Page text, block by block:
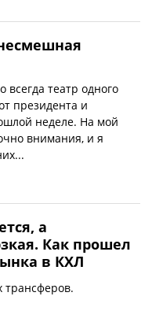
театр одного
президента и
неделе. На мой
внимания, и я
а
Как прошел
в КХЛ
трансферов.